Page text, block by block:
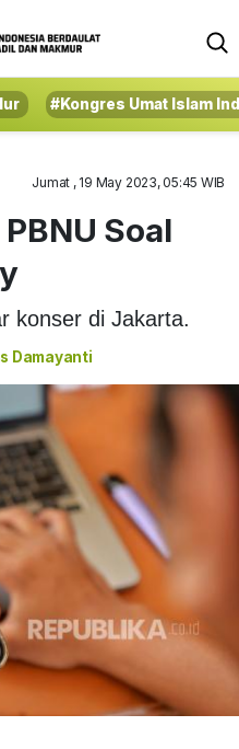
#Kongres Umat Islam
Jumat , 19 May 2023, 05:45 WIB
Soal
konser di Jakarta.
Damayanti